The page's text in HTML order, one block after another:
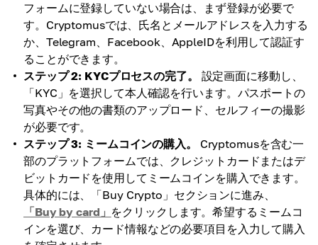
フォームに登録していない場合は、まず登録が必要で
す。Cryptomusでは、氏名とメールアドレスを入力する
か、Telegram、Facebook、AppleIDを利用して認証す
ることができます。
ステップ 2: KYCプロセスの完了。
設定画面に移動し、
「KYC」を選択して本人確認を行います。パスポートの
写真やその他の書類のアップロード、セルフィーの撮影
が必要です。
ステップ 3: ミームコインの購入。
Cryptomusを含む一
部のプラットフォームでは、クレジットカードまたはデ
ビットカードを使用してミームコインを購入できます。
具体的には、「Buy Crypto」セクションに進み、
「Buy by card」 をクリックします。希望するミームコ
インを選び、カード情報などの必要項目を入力して購入